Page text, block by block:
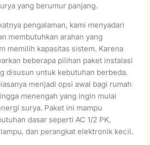
yang berumur panjang.
pengalaman, kami menyadari
membutuhkan arahan yang
memilih kapasitas sistem. Karena
beberapa pilihan paket instalasi
disusun untuk kebutuhan berbeda.
menjadi opsi awal bagi rumah
menengah yang ingin mulai
surya. Paket ini mampu
dasar seperti AC 1/2 PK,
dan perangkat elektronik kecil.